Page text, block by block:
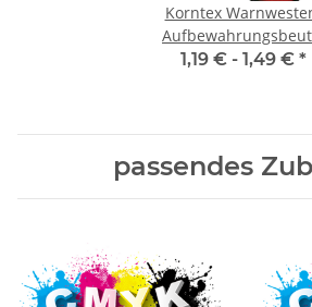
Korntex
farbig
1,19 € - 1,49 € *
passendes